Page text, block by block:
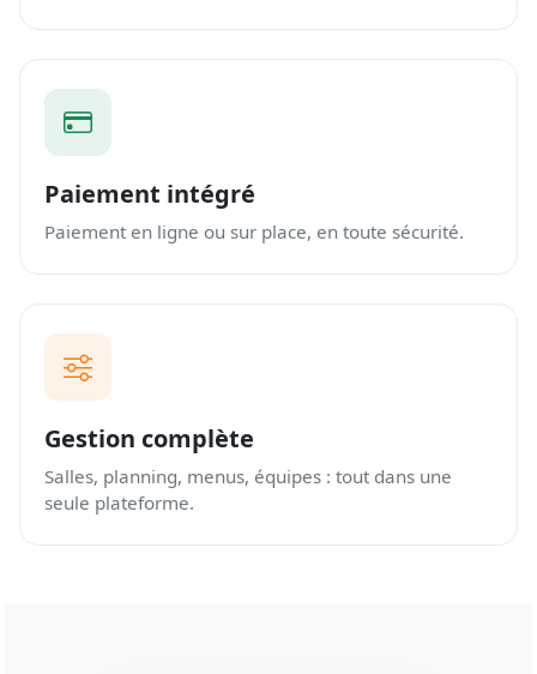
Paiement intégré
Paiement en ligne ou sur place, en toute sécurité.
Gestion complète
Salles, planning, menus, équipes : tout dans une
seule plateforme.